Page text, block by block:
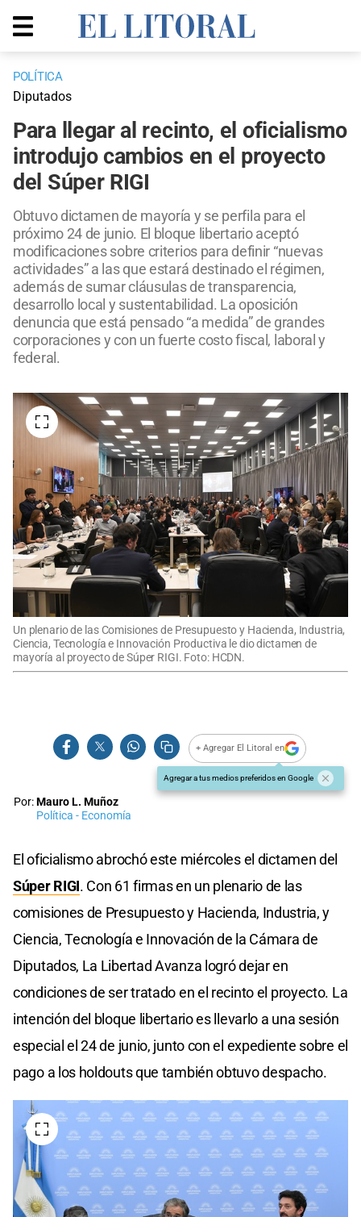
POLÍTICA
Diputados
Para llegar al recinto, el oficialismo
introdujo cambios en el proyecto
del Súper RIGI
Obtuvo dictamen de mayoría y se perfila para el
próximo 24 de junio. El bloque libertario aceptó
modificaciones sobre criterios para definir “nuevas
actividades” a las que estará destinado el régimen,
además de sumar cláusulas de transparencia,
desarrollo local y sustentabilidad. La oposición
denuncia que está pensado “a medida” de grandes
corporaciones y con un fuerte costo fiscal, laboral y
federal.
Un plenario de las Comisiones de Presupuesto y Hacienda, Industria,
Ciencia, Tecnología e Innovación Productiva le dio dictamen de
mayoría al proyecto de Súper RIGI. Foto: HCDN.
+ Agregar El Litoral en
Agregar a tus medios preferidos en Google
Por:Mauro L. Muñoz
Política - Economía
El oficialismo abrochó este miércoles el dictamen del
Súper RIGI. Con 61 firmas en un plenario de las
comisiones de Presupuesto y Hacienda, Industria, y
Ciencia, Tecnología e Innovación de la Cámara de
Diputados, La Libertad Avanza logró dejar en
condiciones de ser tratado en el recinto el proyecto. La
intención del bloque libertario es llevarlo a una sesión
especial el 24 de junio, junto con el expediente sobre el
pago a los holdouts que también obtuvo despacho.